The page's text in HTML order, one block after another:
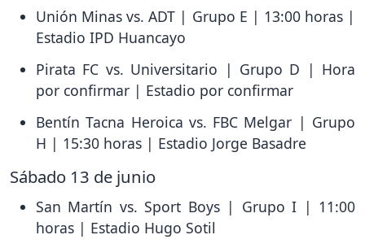
Unión Minas vs. ADT | Grupo E | 13:00 horas |
Estadio IPD Huancayo
Pirata FC vs. Universitario | Grupo D | Hora
por confirmar | Estadio por confirmar
Bentín Tacna Heroica vs. FBC Melgar | Grupo
H | 15:30 horas | Estadio Jorge Basadre
Sábado 13 de junio
San Martín vs. Sport Boys | Grupo I | 11:00
horas | Estadio Hugo Sotil